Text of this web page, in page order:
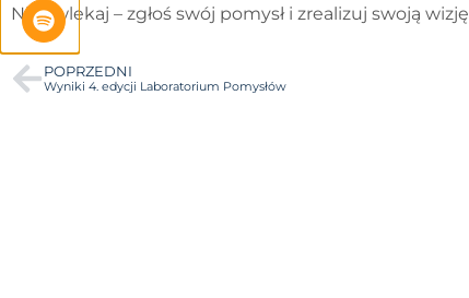
Nie zwlekaj – zgłoś swój pomysł i zrealizuj swoją
POPRZEDNI
Wyniki 4. edycji Laboratorium Pomysłów